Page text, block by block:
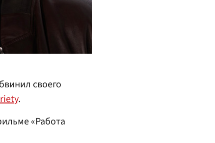
своего
.
«Работа